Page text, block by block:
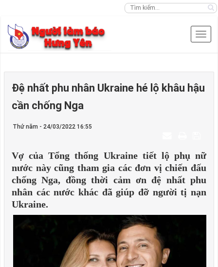
Đệ nhất phu nhân Ukraine hé lộ khâu hậu
cần chống Nga
Thứ năm - 24/03/2022 16:55
Vợ của Tổng thống Ukraine tiết lộ phụ nữ
nước này cũng tham gia các đơn vị chiến đấu
chống Nga, đồng thời cảm ơn đệ nhất phu
nhân các nước khác đã giúp đỡ người tị nạn
Ukraine.